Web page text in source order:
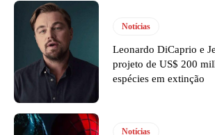
Notícias
Leonardo DiCaprio e
projeto de US$ 200
espécies em extinção
Notícias